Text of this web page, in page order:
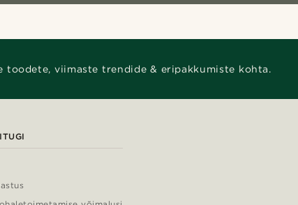
toodete, viimaste trendide & eripakkumiste kohta.